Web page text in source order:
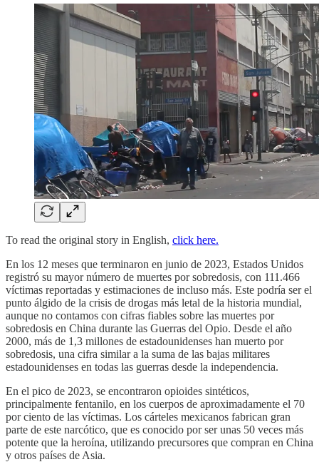
To read the original story in English, click here.
En los 12 meses que terminaron en junio de 2023, Estados Unidos
registró su mayor número de muertes por sobredosis, con 111.466
víctimas reportadas y estimaciones de incluso más. Este podría ser el
punto álgido de la crisis de drogas más letal de la historia mundial,
aunque no contamos con cifras fiables sobre las muertes por
sobredosis en China durante las Guerras del Opio. Desde el año
2000, más de 1,3 millones de estadounidenses han muerto por
sobredosis, una cifra similar a la suma de las bajas militares
estadounidenses en todas las guerras desde la independencia.
En el pico de 2023, se encontraron opioides sintéticos,
principalmente fentanilo, en los cuerpos de aproximadamente el 70
por ciento de las víctimas. Los cárteles mexicanos fabrican gran
parte de este narcótico, que es conocido por ser unas 50 veces más
potente que la heroína, utilizando precursores que compran en China
y otros países de Asia.